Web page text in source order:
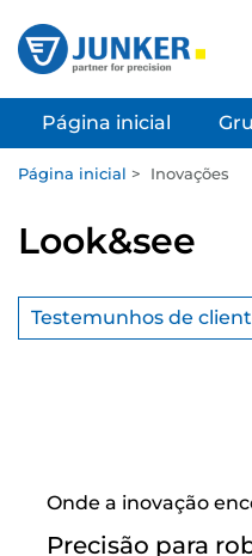
Página inicial
Página inicial > Inovações
Look&see
Testemunhos de
Onde a inovação
Precisão para